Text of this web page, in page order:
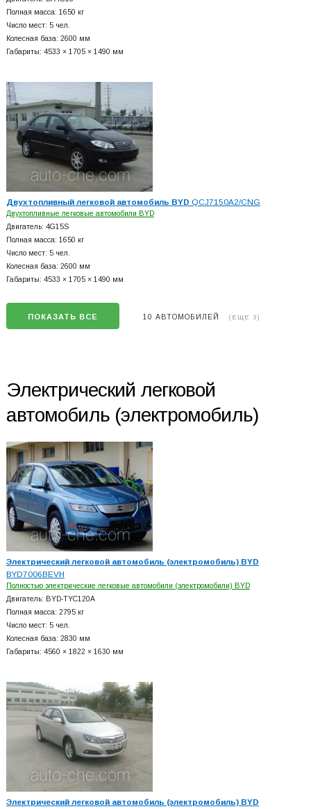
Полная масса: 1650 кг
Число мест: 5 чел.
Колесная база: 2600 мм
Габариты: 4533 × 1705 × 1490 мм
Двухтопливный легковой автомобиль BYD QCJ7150A2/CNG
Двухтопливные легковые автомобили BYD
Двигатель: 4G15S
Полная масса: 1650 кг
Число мест: 5 чел.
Колесная база: 2600 мм
Габариты: 4533 × 1705 × 1490 мм
ПОКАЗАТЬ ВСЕ 10 АВТОМОБИЛЕЙ (ЕЩЕ 3)
Электрический легковой
автомобиль (электромобиль)
Электрический легковой автомобиль (электромобиль) BYD
BYD7006BEVH
Полностью электрические легковые автомобили (электромобили) BYD
Двигатель: BYD-TYC120A
Полная масса: 2795 кг
Число мест: 5 чел.
Колесная база: 2830 мм
Габариты: 4560 × 1822 × 1630 мм
Электрический легковой автомобиль (электромобиль) BYD